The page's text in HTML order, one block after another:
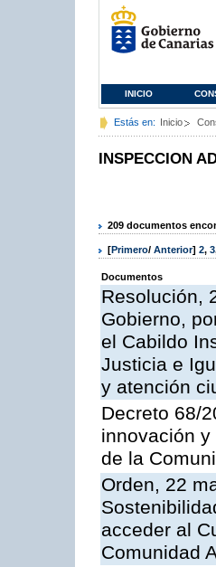
INICIO
Estás en: Inicio
INSPECCION
209 documentos
[Primero/ Anterior] 2, 3
Documentos
Resolución,
Gobierno,
el Cabildo
Justicia e
y atención
Decreto 68/
innovación
de la
Orden, 22
acceder al
Comunidad